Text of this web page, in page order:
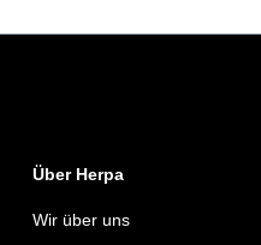
Über Herpa
Wir über uns